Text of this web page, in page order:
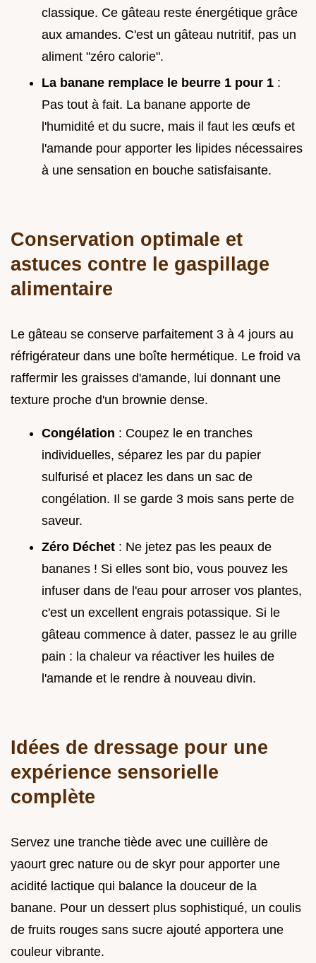
classique. Ce gâteau reste énergétique grâce
aux amandes. C'est un gâteau nutritif, pas un
aliment "zéro calorie".
La banane remplace le beurre 1 pour 1 :
Pas tout à fait. La banane apporte de
l'humidité et du sucre, mais il faut les œufs et
l'amande pour apporter les lipides nécessaires
à une sensation en bouche satisfaisante.
Conservation optimale et
astuces contre le gaspillage
alimentaire
Le gâteau se conserve parfaitement 3 à 4 jours au
réfrigérateur dans une boîte hermétique. Le froid va
raffermir les graisses d'amande, lui donnant une
texture proche d'un brownie dense.
Congélation : Coupez le en tranches
individuelles, séparez les par du papier
sulfurisé et placez les dans un sac de
congélation. Il se garde 3 mois sans perte de
saveur.
Zéro Déchet : Ne jetez pas les peaux de
bananes ! Si elles sont bio, vous pouvez les
infuser dans de l'eau pour arroser vos plantes,
c'est un excellent engrais potassique. Si le
gâteau commence à dater, passez le au grille
pain : la chaleur va réactiver les huiles de
l'amande et le rendre à nouveau divin.
Idées de dressage pour une
expérience sensorielle
complète
Servez une tranche tiède avec une cuillère de
yaourt grec nature ou de skyr pour apporter une
acidité lactique qui balance la douceur de la
banane. Pour un dessert plus sophistiqué, un coulis
de fruits rouges sans sucre ajouté apportera une
couleur vibrante.